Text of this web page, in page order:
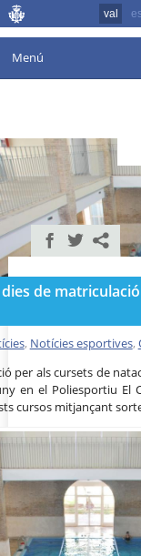
val
Menú
Agenda
Instal·lacions
Comunicació
València en esport
Portal de Transparència
Reserves
de
, Notícies esportives,
per als cursets de
en el Poliesportiu El
cursos mitjançant